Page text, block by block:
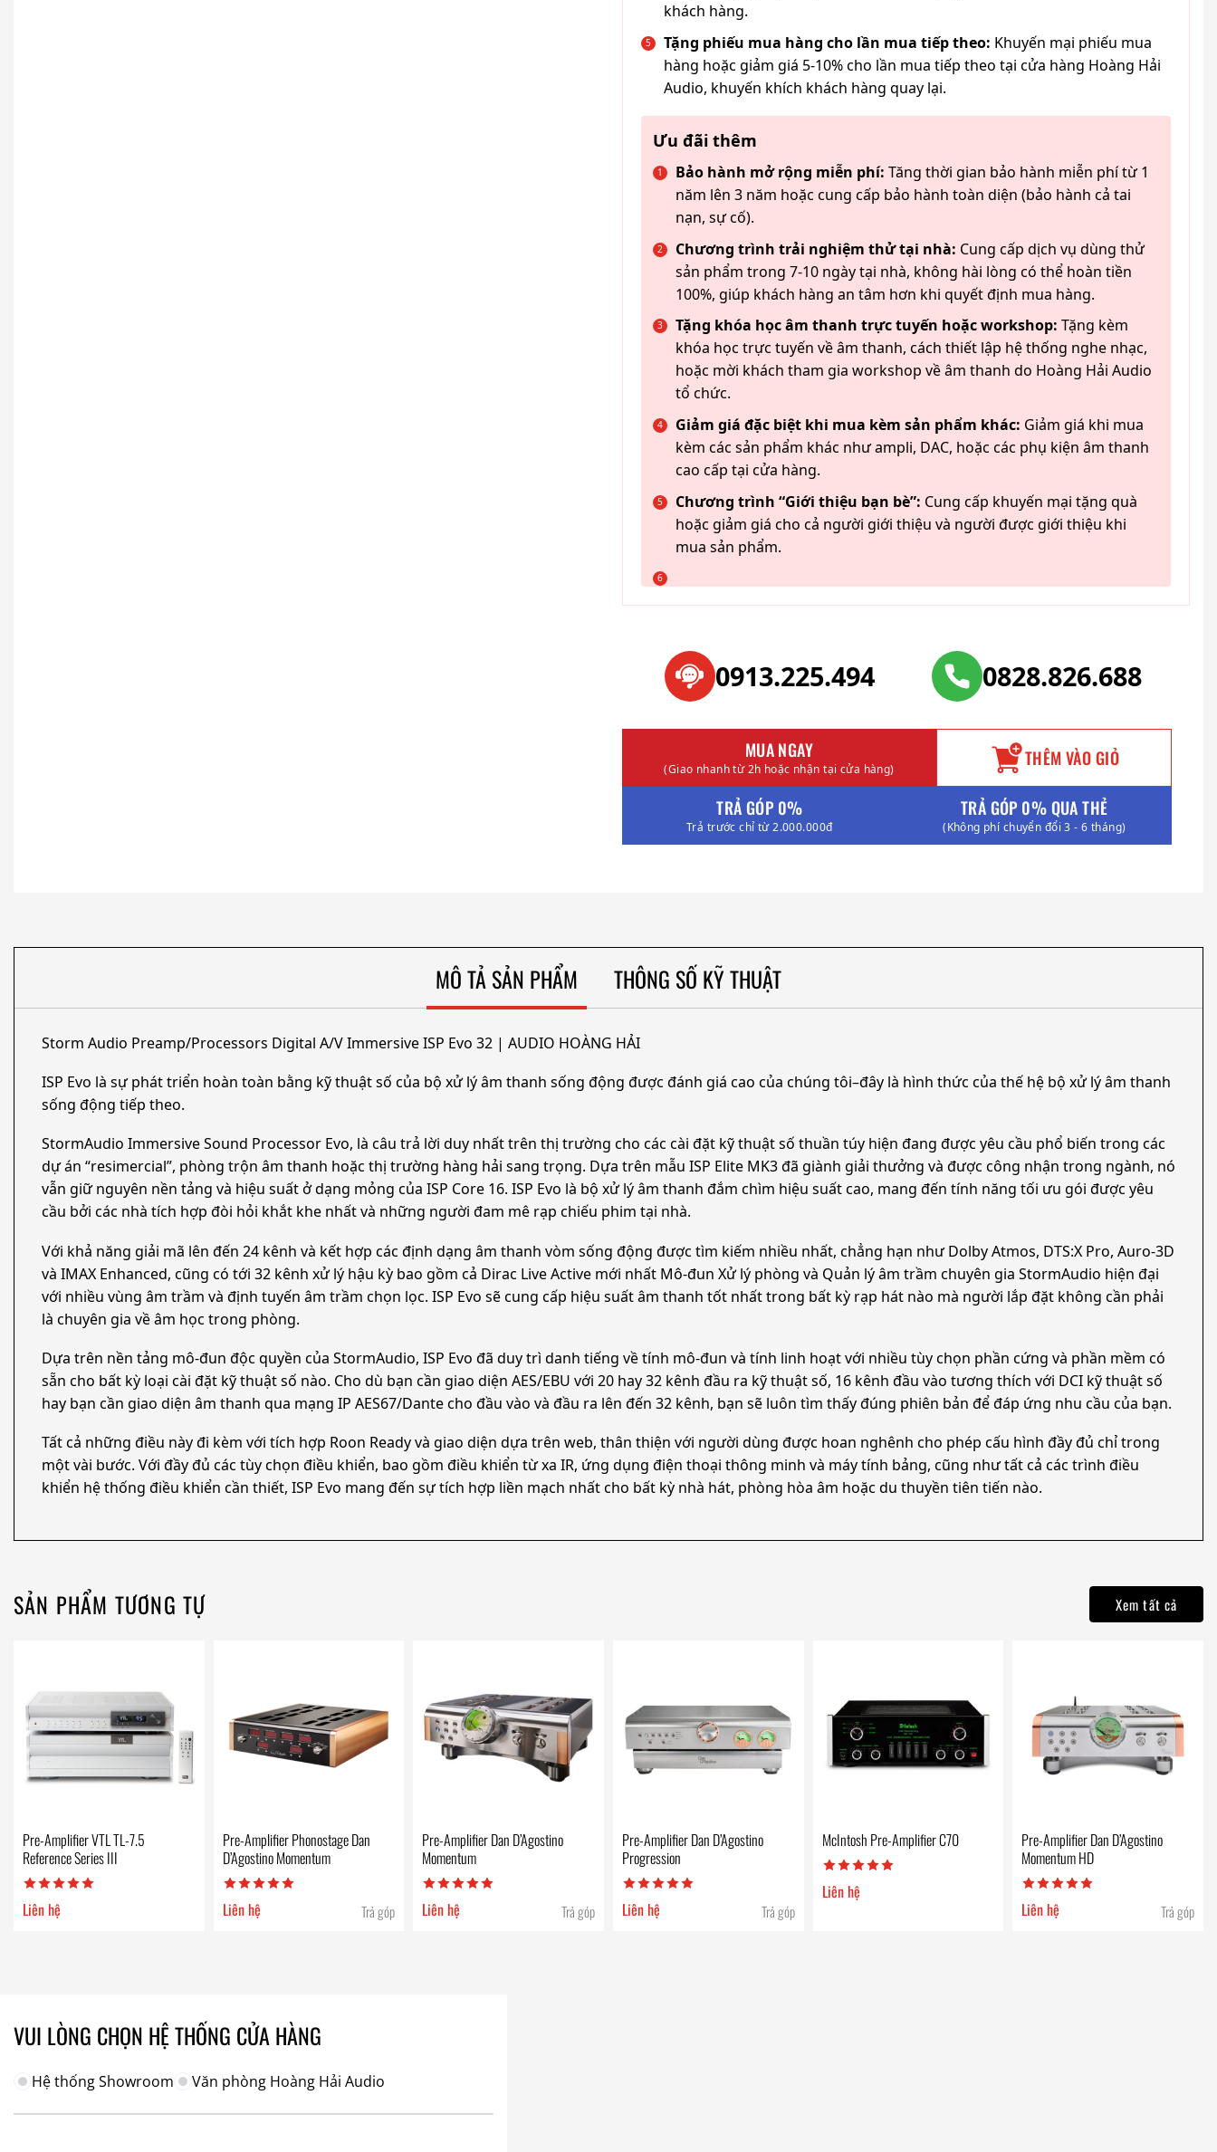
khách hàng.
Tặng phiếu mua hàng cho lần mua tiếp theo: Khuyến mại phiếu mua
hàng hoặc giảm giá 5-10% cho lần mua tiếp theo tại cửa hàng Hoàng Hải
Audio, khuyến khích khách hàng quay lại.
Ưu đãi thêm
Bảo hành mở rộng miễn phí: Tăng thời gian bảo hành miễn phí từ 1
năm lên 3 năm hoặc cung cấp bảo hành toàn diện (bảo hành cả tai
nạn, sự cố).
Chương trình trải nghiệm thử tại nhà: Cung cấp dịch vụ dùng thử
sản phẩm trong 7-10 ngày tại nhà, không hài lòng có thể hoàn tiền
100%, giúp khách hàng an tâm hơn khi quyết định mua hàng.
Tặng khóa học âm thanh trực tuyến hoặc workshop: Tặng kèm
khóa học trực tuyến về âm thanh, cách thiết lập hệ thống nghe nhạc,
hoặc mời khách tham gia workshop về âm thanh do Hoàng Hải Audio
tổ chức.
Giảm giá đặc biệt khi mua kèm sản phẩm khác: Giảm giá khi mua
kèm các sản phẩm khác như ampli, DAC, hoặc các phụ kiện âm thanh
cao cấp tại cửa hàng.
Chương trình “Giới thiệu bạn bè”: Cung cấp khuyến mại tặng quà
hoặc giảm giá cho cả người giới thiệu và người được giới thiệu khi
mua sản phẩm.
0913.225.494 0828.826.688
MUA NGAY
(Giao nhanh từ 2h hoặc nhận tại cửa hàng) THÊM VÀO GIỎ
TRẢ GÓP 0%
Trả trước chỉ từ 2.000.000đ
TRẢ GÓP 0% QUA THẺ
(Không phí chuyển đổi 3 - 6 tháng)
MÔ TẢ SẢN PHẨM THÔNG SỐ KỸ THUẬT
Storm Audio Preamp/Processors Digital A/V Immersive ISP Evo 32 | AUDIO HOÀNG HẢI
ISP Evo là sự phát triển hoàn toàn bằng kỹ thuật số của bộ xử lý âm thanh sống động được đánh giá cao của chúng tôi–đây là hình thức của thế hệ bộ xử lý âm thanh
sống động tiếp theo.
StormAudio Immersive Sound Processor Evo, là câu trả lời duy nhất trên thị trường cho các cài đặt kỹ thuật số thuần túy hiện đang được yêu cầu phổ biến trong các
dự án “resimercial”, phòng trộn âm thanh hoặc thị trường hàng hải sang trọng. Dựa trên mẫu ISP Elite MK3 đã giành giải thưởng và được công nhận trong ngành, nó
vẫn giữ nguyên nền tảng và hiệu suất ở dạng mỏng của ISP Core 16. ISP Evo là bộ xử lý âm thanh đắm chìm hiệu suất cao, mang đến tính năng tối ưu gói được yêu
cầu bởi các nhà tích hợp đòi hỏi khắt khe nhất và những người đam mê rạp chiếu phim tại nhà.
Với khả năng giải mã lên đến 24 kênh và kết hợp các định dạng âm thanh vòm sống động được tìm kiếm nhiều nhất, chẳng hạn như Dolby Atmos, DTS:X Pro, Auro-3D
và IMAX Enhanced, cũng có tới 32 kênh xử lý hậu kỳ bao gồm cả Dirac Live Active mới nhất Mô-đun Xử lý phòng và Quản lý âm trầm chuyên gia StormAudio hiện đại
với nhiều vùng âm trầm và định tuyến âm trầm chọn lọc. ISP Evo sẽ cung cấp hiệu suất âm thanh tốt nhất trong bất kỳ rạp hát nào mà người lắp đặt không cần phải
là chuyên gia về âm học trong phòng.
Dựa trên nền tảng mô-đun độc quyền của StormAudio, ISP Evo đã duy trì danh tiếng về tính mô-đun và tính linh hoạt với nhiều tùy chọn phần cứng và phần mềm có
sẵn cho bất kỳ loại cài đặt kỹ thuật số nào. Cho dù bạn cần giao diện AES/EBU với 20 hay 32 kênh đầu ra kỹ thuật số, 16 kênh đầu vào tương thích với DCI kỹ thuật số
hay bạn cần giao diện âm thanh qua mạng IP AES67/Dante cho đầu vào và đầu ra lên đến 32 kênh, bạn sẽ luôn tìm thấy đúng phiên bản để đáp ứng nhu cầu của bạn.
Tất cả những điều này đi kèm với tích hợp Roon Ready và giao diện dựa trên web, thân thiện với người dùng được hoan nghênh cho phép cấu hình đầy đủ chỉ trong
một vài bước. Với đầy đủ các tùy chọn điều khiển, bao gồm điều khiển từ xa IR, ứng dụng điện thoại thông minh và máy tính bảng, cũng như tất cả các trình điều
khiển hệ thống điều khiển cần thiết, ISP Evo mang đến sự tích hợp liền mạch nhất cho bất kỳ nhà hát, phòng hòa âm hoặc du thuyền tiên tiến nào.
SẢN PHẨM TƯƠNG TỰ Xem tất cả
Pre-Amplifier VTL TL-7.5
Reference Series III
Liên hệ
Pre-Amplifier Phonostage Dan
D’Agostino Momentum
Liên hệ Trả góp
Pre-Amplifier Dan D’Agostino
Momentum
Liên hệ Trả góp
Pre-Amplifier Dan D’Agostino
Progression
Liên hệ Trả góp
McIntosh Pre-Amplifier C70
Liên hệ
Pre-Amplifier Dan D’Agostino
Momentum HD
Liên hệ Trả góp
VUI LÒNG CHỌN HỆ THỐNG CỬA HÀNG
Hệ thống Showroom Văn phòng Hoàng Hải Audio